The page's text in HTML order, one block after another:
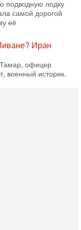
подводную лодку
самой дорогой
её
Иран
Тамар, офицер
военный историк.